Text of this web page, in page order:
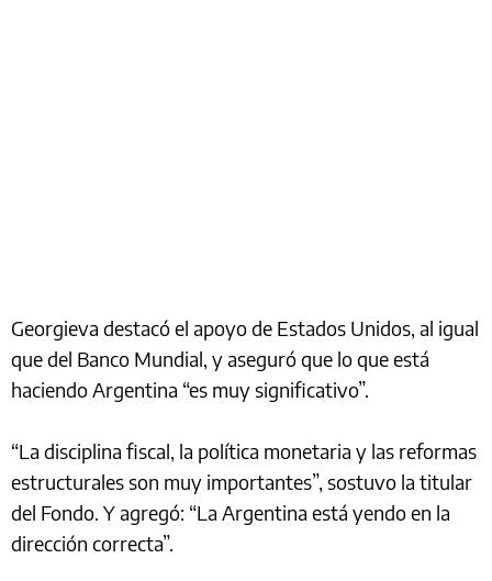
Georgieva destacó el apoyo de Estados Unidos, al igual
que del Banco Mundial, y aseguró que lo que está
haciendo Argentina “es muy significativo”.
“La disciplina fiscal, la política monetaria y las reformas
estructurales son muy importantes”, sostuvo la titular
del Fondo. Y agregó: “La Argentina está yendo en la
dirección correcta”.